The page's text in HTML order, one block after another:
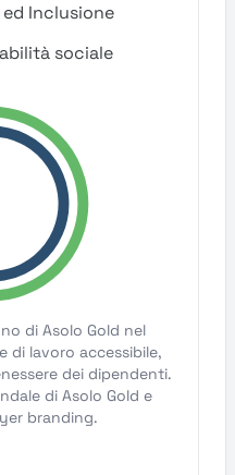
Inclusione
sociale
di Asolo Gold nel
di lavoro accessibile,
dei dipendenti.
di Asolo Gold e
branding.